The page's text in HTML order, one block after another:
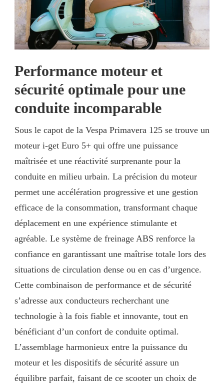
Performance moteur et
sécurité optimale pour une
conduite incomparable
Sous le capot de la Vespa Primavera 125 se trouve un
moteur i-get Euro 5+ qui offre une puissance
maîtrisée et une réactivité surprenante pour la
conduite en milieu urbain. La précision du moteur
permet une accélération progressive et une gestion
efficace de la consommation, transformant chaque
déplacement en une expérience stimulante et
agréable. Le système de freinage ABS renforce la
confiance en garantissant une maîtrise totale lors des
situations de circulation dense ou en cas d’urgence.
Cette combinaison de performance et de sécurité
s’adresse aux conducteurs recherchant une
technologie à la fois fiable et innovante, tout en
bénéficiant d’un confort de conduite optimal.
L’assemblage harmonieux entre la puissance du
moteur et les dispositifs de sécurité assure un
équilibre parfait, faisant de ce scooter un choix de